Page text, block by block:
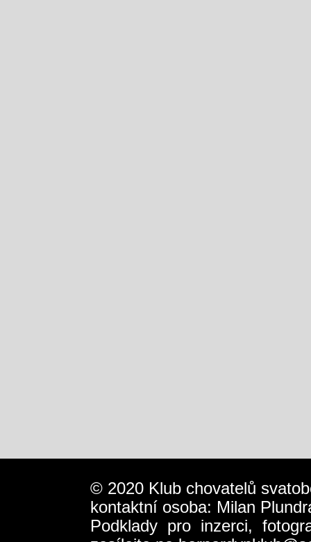
© 2020 Klub chovatelů
kontaktní osoba: Milan
Podklady pro inzerci,